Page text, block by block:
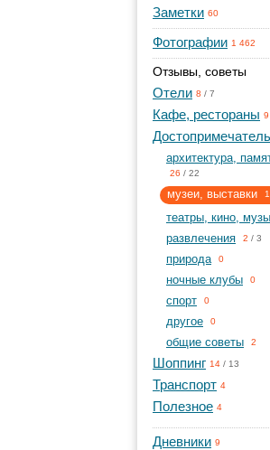
Заметки 60
Фотографии 1 462
Отзывы, советы
Отели 8 / 7
Кафе, рестораны 9
архитектура,
26 / 22
музеи, выставки
театры, кино,
развлечения 2 / 3
природа 0
ночные клубы 0
спорт 0
другое 0
общие советы 2
Шоппинг 14 / 13
Транспорт 4
Полезное 4
Дневники 9